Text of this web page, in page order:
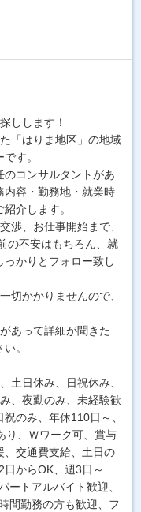
しします！
「はりま地区」の地域
す。
のコンサルタントがあ
内容・勤務地・就業時
介します。
渉、お仕事開始まで、
の不安はもちろん、就
かりとフォロー致し
切かかりませんので、
あって詳細が聞きた
。
土日休み、日祝休み、
、夜勤のみ、未経験歓
のみ、年休110日～、
り、Ｗワーク可、賞与
、交通費支給、土日の
からOK、週3日～
ートアルバイト歓迎、
間勤務の方も歓迎、フ